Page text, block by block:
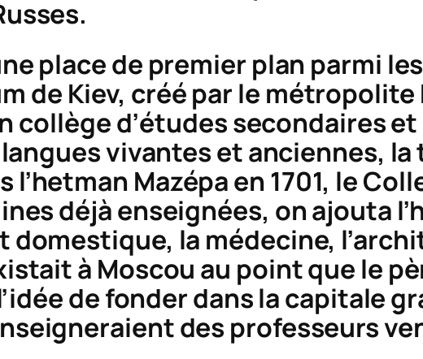
place de premier plan parmi
de Kiev, créé par le
collège d’études secondaires
vivantes et anciennes,
l’hetman Mazépa en 1701, le
déjà enseignées, on ajouta
domestique, la médecine,
à Moscou au point que le
de fonder dans la capitale
des professeurs